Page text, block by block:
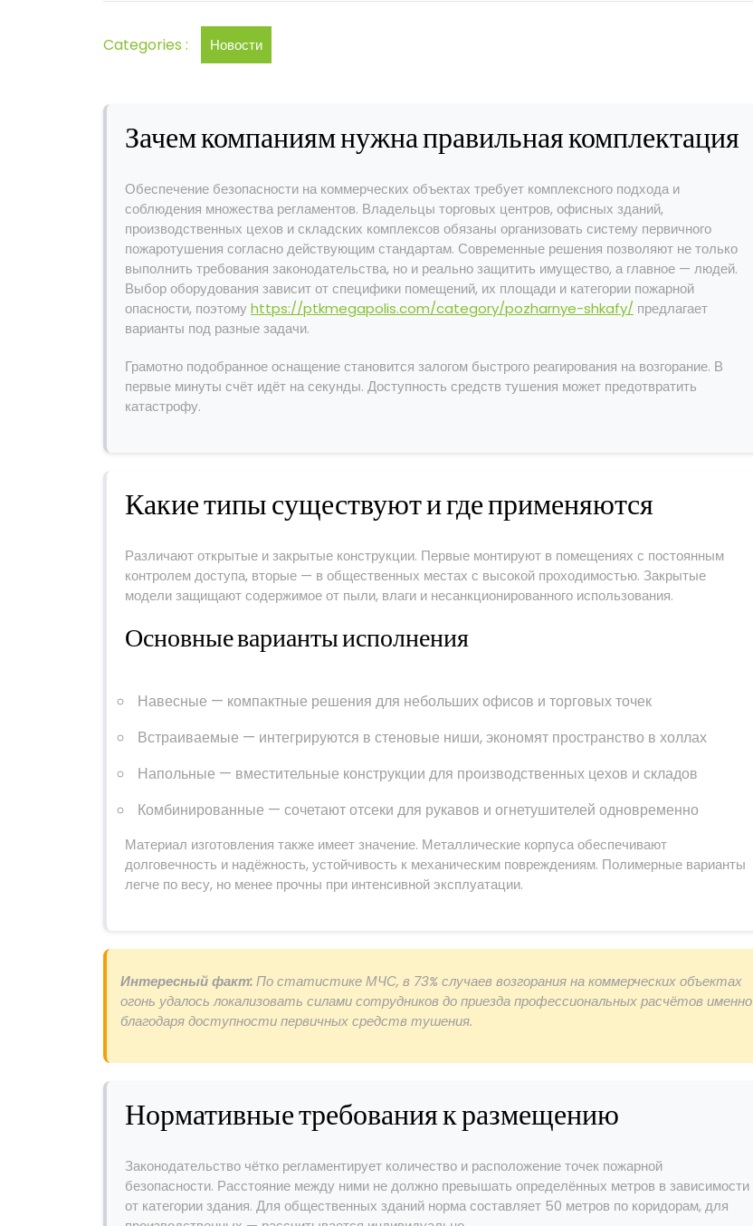
Categories : Новости
Зачем компаниям нужна правильная комплектация
Обеспечение безопасности на коммерческих объектах требует комплексного подхода и
соблюдения множества регламентов. Владельцы торговых центров, офисных зданий,
производственных цехов и складских комплексов обязаны организовать систему первичного
пожаротушения согласно действующим стандартам. Современные решения позволяют не только
выполнить требования законодательства, но и реально защитить имущество, а главное — людей.
Выбор оборудования зависит от специфики помещений, их площади и категории пожарной
опасности, поэтомуhttps://ptkmegapolis.com/category/pozharnye-shkafy/ предлагает
варианты под разные задачи.
Грамотно подобранное оснащение становится залогом быстрого реагирования на возгорание. В
первые минуты счёт идёт на секунды. Доступность средств тушения может предотвратить
катастрофу.
Какие типы существуют и где применяются
Различают открытые и закрытые конструкции. Первые монтируют в помещениях с постоянным
контролем доступа, вторые — в общественных местах с высокой проходимостью. Закрытые
модели защищают содержимое от пыли, влаги и несанкционированного использования.
Основные варианты исполнения
Навесные — компактные решения для небольших офисов и торговых точек
Встраиваемые — интегрируются в стеновые ниши, экономят пространство в холлах
Напольные — вместительные конструкции для производственных цехов и складов
Комбинированные — сочетают отсеки для рукавов и огнетушителей одновременно
Материал изготовления также имеет значение. Металлические корпуса обеспечивают
долговечность и надёжность, устойчивость к механическим повреждениям. Полимерные варианты
легче по весу, но менее прочны при интенсивной эксплуатации.
Интересный факт:По статистике МЧС, в 73% случаев возгорания на коммерческих объектах
огонь удалось локализовать силами сотрудников до приезда профессиональных расчётов именно
благодаря доступности первичных средств тушения.
Нормативные требования к размещению
Законодательство чётко регламентирует количество и расположение точек пожарной
безопасности. Расстояние между ними не должно превышать определённых метров в зависимости
от категории здания. Для общественных зданий норма составляет 50 метров по коридорам, для